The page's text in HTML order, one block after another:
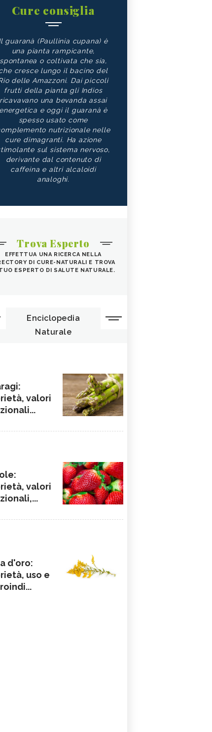
Cure consiglia
guaranà (Paullinia cupana) è
una pianta rampicante,
spontanea o coltivata che sia,
cresce lungo il bacino del
delle Amazzoni. Dai piccoli
frutti della pianta gli Indios
ricavavano una bevanda assai
energetica e oggi il guaranà è
spesso usato come
nutrizionale nelle
cure dimagranti. Ha azione
sul sistema nervoso,
derivante dal contenuto di
caffeina e altri alcaloidi
analoghi.
Trova Esperto
EFFETTUA UNA RICERCA NELLA
DI CURE-NATURALI E TROVA
ESPERTO DI SALUTE NATURALE.
Enciclopedia
Naturale
valori
valori
d'oro:
uso e